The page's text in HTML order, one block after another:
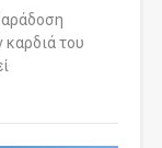
καρδιά του